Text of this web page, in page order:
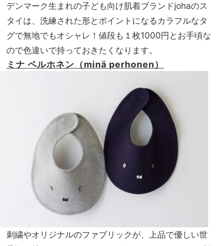
デンマーク生まれの子ども向け肌着ブランドjohaのス
タイは、洗練された形とポイントになるカラフルなタ
グで無地でもオシャレ！値段も１枚1000円とお手頃な
ので色違いで持っておきたくなります。
ミナ ペルホネン（minä perhonen）
刺繍やオリジナルのファブリックが、上品で優しい世